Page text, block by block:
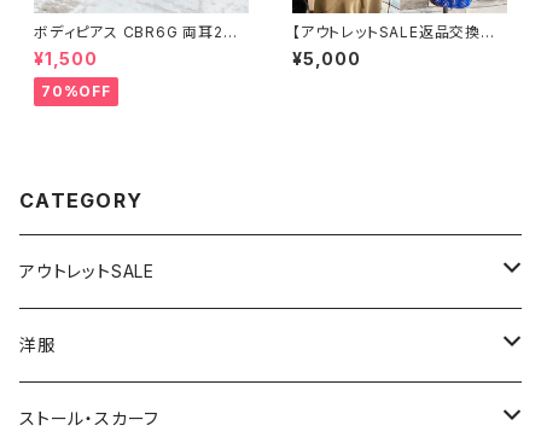
ボディピアス CBR6G 両耳2個
セット 1ボール ネジ式 簡単脱着
サージカルステンレス NY直輸
入
¥1,500
70%OFF
【アウトレットSALE返品交換不
可8/20まで】イタリア製シャツ・
ブラウス・トップス｜Made in IT
¥5,000
CATEGORY
アウトレットSALE
1000円
2000円
洋服
インポートワンピース
ストール・スカーフ